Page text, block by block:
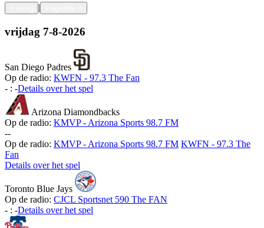
|
vrijdag 7-8-2026
San Diego Padres
Op de radio: KWFN - 97.3 The Fan
- : -Details over het spel
Arizona Diamondbacks
Op de radio: KMVP - Arizona Sports 98.7 FM
--
Op de radio: KMVP - Arizona Sports 98.7 FM KWFN - 97.3 The
Fan
Details over het spel
Toronto Blue Jays
Op de radio: CJCL Sportsnet 590 The FAN
- : -Details over het spel